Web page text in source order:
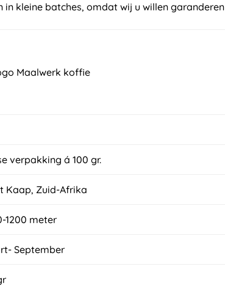
in kleine batches, omdat wij u willen
verpakking á 100 gr.
Kaap, Zuid-Afrika
1200 meter
September